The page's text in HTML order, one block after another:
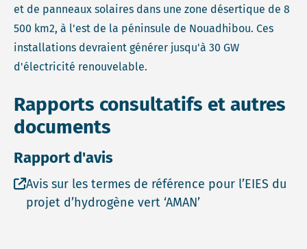
et de panneaux solaires dans une zone désertique de 8
500 km2, à l'est de la péninsule de Nouadhibou. Ces
installations devraient générer jusqu'à 30 GW
d'électricité renouvelable.
Rapports consultatifs et autres
documents
Rapport d'avis
Avis sur les termes de référence pour l’EIES du
projet d’hydrogène vert ‘AMAN’
Open file Avis sur les termes de référence pour